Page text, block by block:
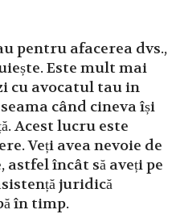
pentru afacerea dvs.,
Este mult mai
cu avocatul tau in
când cineva își
Acest lucru este
Veți avea nevoie de
astfel încât să aveți pe
juridică
în timp.